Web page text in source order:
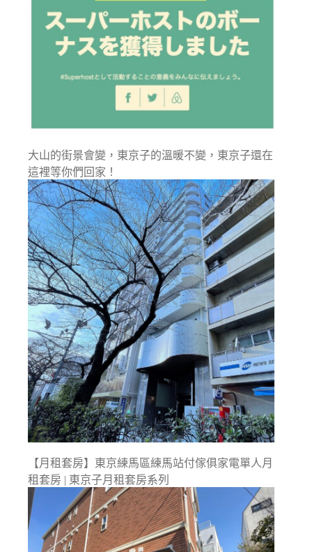
大山的街景會變，東京子的溫暖不變，東京子還在
這裡等你們回家！
【月租套房】東京練馬區練馬站付傢俱家電單人月
租套房 | 東京子月租套房系列